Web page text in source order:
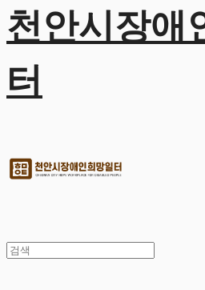
천안시장애
터